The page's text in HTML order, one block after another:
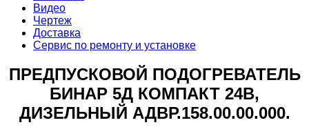
Видео
Чертеж
Доставка
Сервис по ремонту и установке
ПРЕДПУСКОВОЙ ПОДОГРЕВАТЕЛЬ
БИНАР 5Д КОМПАКТ 24В,
ДИЗЕЛЬНЫЙ АДВР.158.00.00.000.